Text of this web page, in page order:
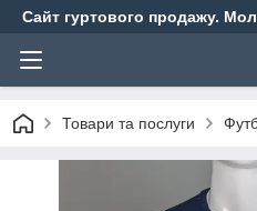
Сайт гуртового продажу.
Товари та послуги